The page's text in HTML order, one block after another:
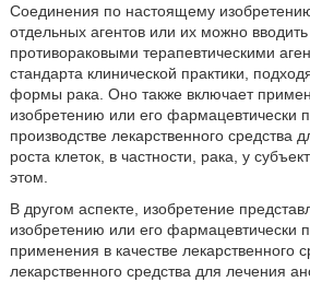
Соединения по настоящему
отдельных агентов или их можно
противораковыми терапевтическими
стандарта клинической практики,
формы рака. Оно также включает
изобретению или его фармацевтически
производстве лекарственного средства
роста клеток, в частности, рака, у
этом.
В другом аспекте, изобретение
изобретению или его фармацевтически
применения в качестве лекарственного
лекарственного средства для лечения